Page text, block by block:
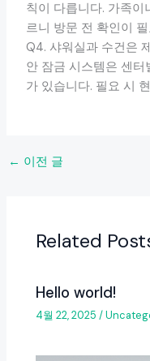
칙이 다릅니다. 가족
르니 방문 전 확인이
Q4. 샤워실과 수건은
안 잠금 시스템은 센터
가 있습니다. 필요 시
← 이전 글
Related
Hello world!
4월 22, 2025/